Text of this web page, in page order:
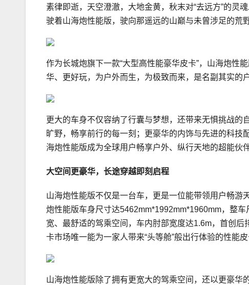
素律即逝，天空澄澈，大地金黄，秋末对“去远方”的灵
驶着山海炮性能版，驶向那遥远的山巅与未曾涉足的荒
作为长城炮旗下一款“大型高性能豪华皮卡”，山海炮性
华、更好玩，为户外而生，为极致而来，是名副其实的
更大的车身不仅容纳了行囊与梦想，还带来无惧挑战的
旷野，畅享前行的每一刻；更豪华的内饰与先进的科
海炮性能版成为全球用户畅享户外、纵行天地的超能伙伴
大空间更豪华， 长途穿越即刻启程
山海炮性能版不仅是一台车，更是一位能带领用户畅
炮性能版车身尺寸达5462mm*1992mm*1960mm，整
宽、最舒适的驾乘空间，车内肘部宽度达1.6m，首创
卡市场唯一能为一家人带来“头等舱”般出行体验的性能皮
山海炮性能版除了拥有更宽大的驾乘空间，还以更豪